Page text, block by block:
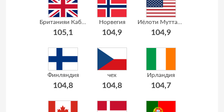
105,1
Норвегия
104,9 104,9
Финляндия
104,8
чех
104,8
Ирландия
104,7